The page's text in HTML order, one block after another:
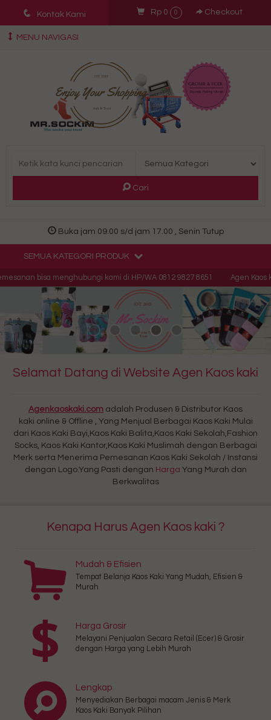
q Kontak Kami Rp 0 0 Checkout
MENU NAVIGASI
Cari
Buka jam 09.00 s/d jam 17.00 , Senin Tutup
SEMUA KATEGORI PRODUK
bisa menghubungi kami di HP/WA 0812 9827 8651 Agen Kaos
Selamat Datang di Website Agen Kaos kaki
Agenkaoskaki.com adalah Produsen & Distributor Kaos
kaki online & Offline , Yang Menjual Berbagai Kaos Kaki Mulai
dari Kaos Kaki Bayi,Kaos Kaki Balita,Kaos Kaki Sekolah,Fashion
Socks, Kaos Kaki Kantor,Kaos Kaki Muslimah dengan Berbagai
Merk serta Menerima Pemesanan Kaos Kaki Sekolah / Instansi
dengan Logo.Yang Pasti dengan Harga Yang Murah dan
Berkwalitas
Kenapa Harus Agen Kaos kaki ?
Mudah & Efisien
Tempat Belanja Kaos Kaki Yang Mudah, Efisien &
Murah
Harga Grosir
Melayani Penjualan Secara Retail (Ecer) & Grosir
dengan Harga yang Lebih Murah
Lengkap
Menyediakan Berbagai macam Jenis & Merk
Kaos Kaki Banyak Pilihan